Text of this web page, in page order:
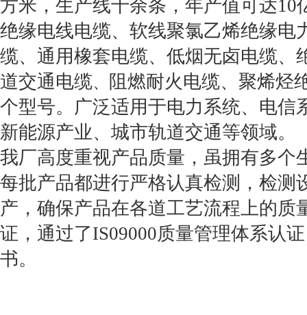
方米，生产线十余条，年产值可达10
绝缘电线电缆、软线聚氯乙烯绝缘电
缆、通用橡套电缆、低烟无卤电缆、
道交通电缆、
阻燃耐火电缆、聚烯烃
个型号。广泛适用于电力系统、电信
新能源产业、城市轨道交通等领域。
我厂高度重视产品质量，虽拥有多个
每批产品都进行严格认真检测，检
产，确保产品在各道工艺流程上的
证，通过了IS09000质量管理体系认
书。